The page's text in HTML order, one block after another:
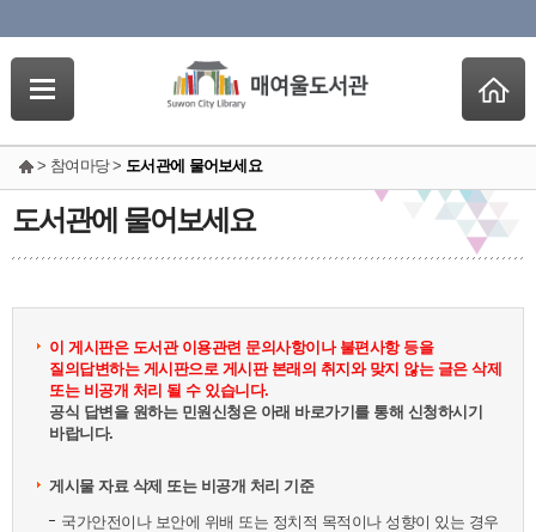
> 참여마당 > 도서관에 물어보세요
도서관에 물어보세요
이 게시판은 도서관 이용관련 문의사항이나 불편사항 등을
질의답변하는 게시판으로 게시판 본래의 취지와 맞지 않는 글은 삭제
또는 비공개 처리 될 수 있습니다.
공식 답변을 원하는 민원신청은 아래 바로가기를 통해 신청하시기
바랍니다.
게시물 자료 삭제 또는 비공개 처리 기준
국가안전이나 보안에 위배 또는 정치적 목적이나 성향이 있는 경우